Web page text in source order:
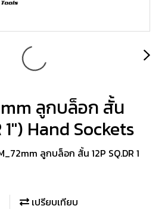
ลูกบล็อก สั้น
1") Hand Sockets
ลูกบล็อก สั้น 12P SQ.DR 1
เปรียบเทียบ